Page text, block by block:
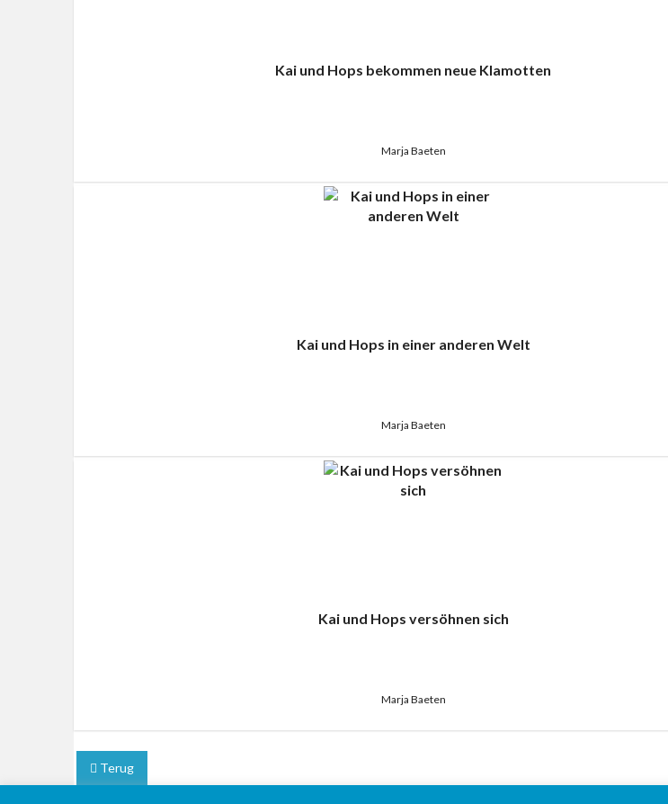
Kai und Hops bekommen neue Klamotten
Marja Baeten
Kai und Hops in einer anderen Welt
Marja Baeten
Kai und Hops versöhnen sich
Marja Baeten
Terug